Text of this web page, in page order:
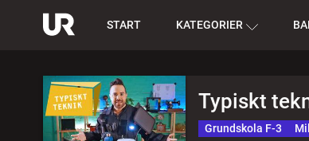
START KATEGORIER
Typiskt
Grundskola F-3